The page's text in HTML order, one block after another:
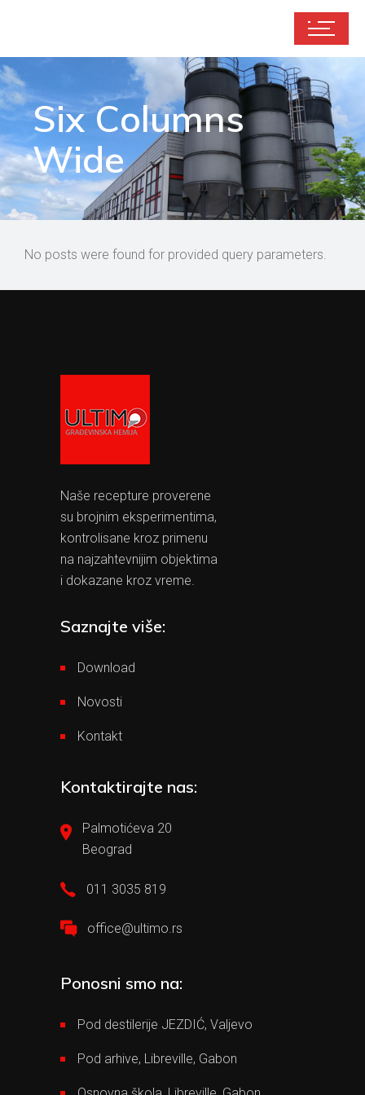
Six Columns
Wide
No posts were found for provided query parameters.
Naše recepture proverene
su brojnim eksperimentima,
kontrolisane kroz primenu
na najzahtevnijim objektima
i dokazane kroz vreme.
Saznajte više:
Download
Novosti
Kontakt
Kontaktirajte nas:
Palmotićeva 20
Beograd
011 3035 819
office@ultimo.rs
Ponosni smo na:
Pod destilerije JEZDIĆ, Valjevo
Pod arhive, Libreville, Gabon